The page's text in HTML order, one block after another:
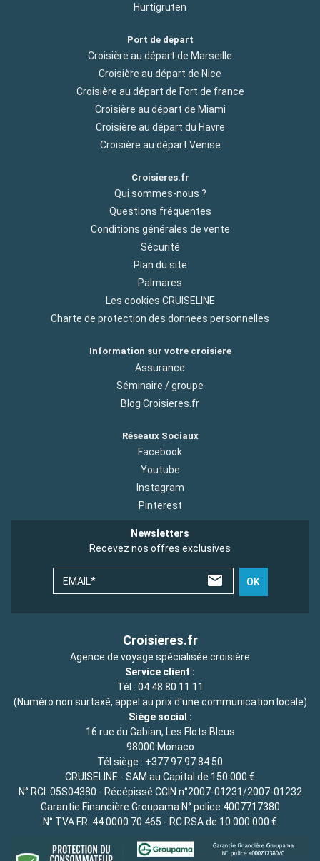
Hurtigruten
Port de départ
Croisière au départ de Marseille
Croisière au départ de Nice
Croisière au départ de Fort de france
Croisière au départ de Miami
Croisière au départ du Havre
Croisière au départ Venise
Croisieres.fr
Qui sommes-nous ?
Questions fréquentes
Conditions générales de vente
Sécurité
Plan du site
Palmares
Les cookies CRUISELINE
Charte de protection des donnees personnelles
Information sur votre croisiere
Assurance
Séminaire / groupe
Blog Croisieres.fr
Réseaux Sociaux
Facebook
Youtube
Instagram
Pinterest
Newsletters
Recevez nos offres exclusives
EMAIL* OK
Croisieres.fr
Agence de voyage spécialisée croisière
Service client :
Tél : 04 48 80 11 11
(Numéro non surtaxé, appel au prix d'une communication locale)
Siège social :
16 rue du Gabian, Les Flots Bleus
98000 Monaco
Tél siège : +377 97 97 84 50
CRUISELINE - SAM au Capital de 150 000 €
N° RCI: 05S04380 - Récépissé CCIN n°2007-01231/2007-01232
Garantie Financière Groupama N° police 4007717380
N° TVA FR. 44 0000 70 465 - RC RSA de 10 000 000 €